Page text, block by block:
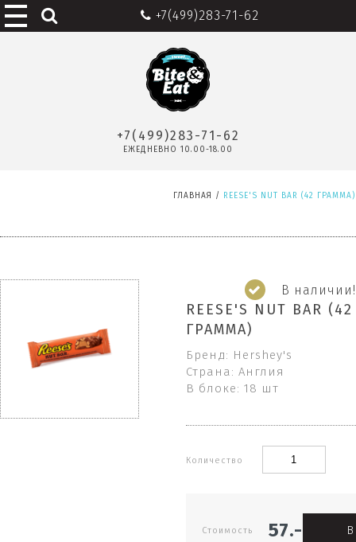
+7(499)283-71-62
ЕЖЕДНЕВНО 10.00-18.00
ГЛАВНАЯ / REESE'S NUT BAR (42 ГРАММА)
В наличии!
REESE'S NUT BAR (42
ГРАММА)
Бренд: Hershey's
Страна: Англия
В блоке: 18 шт
Количество
Стоимость 57.- В
+7(499)283-71-62